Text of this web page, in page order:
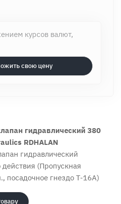
курсов валют,
свою цену
гидравлический 380
RDHALAN
гидравлический
(Пропускная
посадочное гнездо T-16A)
Оформить заказ